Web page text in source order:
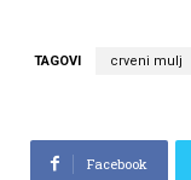
TAGOVI crveni mulj
Facebook